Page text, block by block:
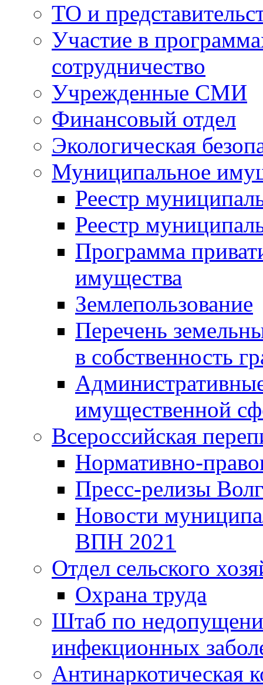
ТО и
Участие в
сотрудничество
Учрежденные СМИ
Финансовый отдел
Экологическая
Муниципальное
Реестр
Реестр
Программа
имущества
Землепользование
Перечень
в собственность
имущественной
Всероссийская
Нормативно-
Пресс-релизы
Новости
ВПН 2021
Отдел сельского
Охрана труда
Штаб по
инфекционных
Антинаркотическая